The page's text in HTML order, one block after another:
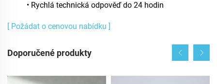
• Rychlá technická odpověď do 24 hodin
[ Požádat o cenovou nabídku ]
Doporučené produkty